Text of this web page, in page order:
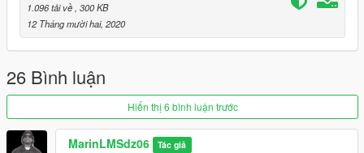
1.096 tải về , 300 KB
12 Tháng mười hai, 2020
26 Bình luận
Hiển thị 6 bình luận trước
MarinLMSdz06 Tác giả